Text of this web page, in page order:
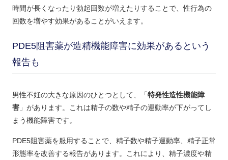
時間が長くなったり勃起回数が増えたりすることで、性行為の
回数を増やす効果があることがいえます。
PDE5阻害薬が造精機能障害に効果があるという
報告も
男性不妊の大きな原因のひとつとして、「特発性造性機能障
害」があります。これは精子の数や精子の運動率が下がってし
まう機能障害です。
PDE5阻害薬を服用することで、精子数や精子運動率、精子正常
形態率を改善する報告があります。これにより、精子濃度や精